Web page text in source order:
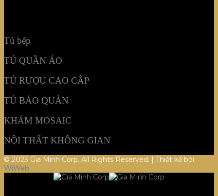
Tủ bếp
TỦ QUẦN ÁO
TỦ RƯỢU CAO CẤP
TỦ BẢO QUẢN
KHẢM MOSAIC
NỘI THẤT KHÔNG GIAN
© 2023 Gia Minh Corp. All Rights Reserved. | Thiết kế bởi
WiWeb